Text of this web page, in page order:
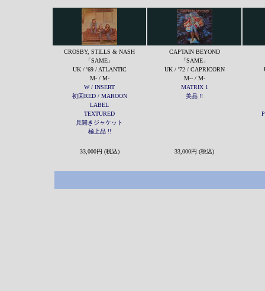
CROSBY, STILLS & NASH
「SAME」
UK / '69 / ATLANTIC
M- / M-
W / INSERT
初回RED / MAROON
LABEL
TEXTURED
見開きジャケット
極上品 !!
CAPTAIN BEYOND
「SAME」
UK / '72 / CAPRICORN
M-- / M-
MATRIX 1
美品 !!
33,000円 (税込) 33,000円 (税込)